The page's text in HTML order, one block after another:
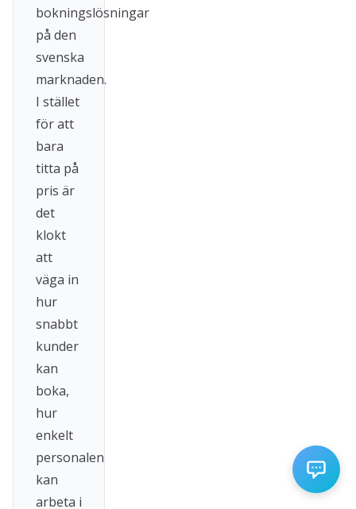
bokningslösningar
på den
svenska
marknaden.
I stället
för att
bara
titta på
pris är
det
klokt
att
väga in
hur
snabbt
kunder
kan
boka,
hur
enkelt
personalen
kan
arbeta i